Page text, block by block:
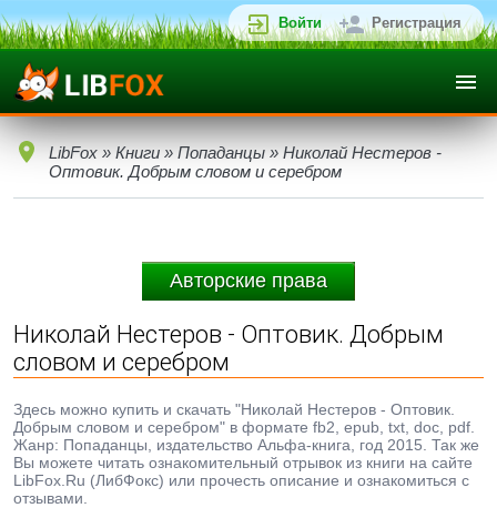
Войти Регистрация
LibFox » Книги » Попаданцы » Николай Нестеров -
Оптовик. Добрым словом и серебром
Авторские права
Николай Нестеров - Оптовик. Добрым
словом и серебром
Здесь можно купить и скачать "Николай Нестеров - Оптовик.
Добрым словом и серебром" в формате fb2, epub, txt, doc, pdf.
Жанр: Попаданцы, издательство Альфа-книга, год 2015. Так же
Вы можете читать ознакомительный отрывок из книги на сайте
LibFox.Ru (ЛибФокс) или прочесть описание и ознакомиться с
отзывами.